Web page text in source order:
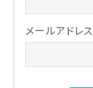
メールアドレス